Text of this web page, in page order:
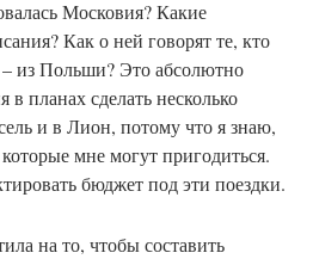
Московия? Какие
Как о ней говорят те, кто
из Польши? Это абсолютно
планах сделать несколько
и в Лион, потому что я знаю,
мне могут пригодиться.
бюджет под эти поездки.
на то, чтобы составить